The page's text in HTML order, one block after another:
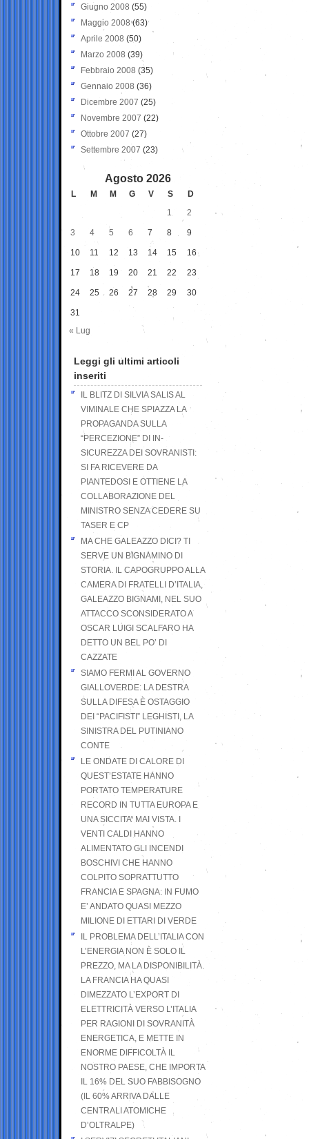
Giugno 2008 (55)
Maggio 2008(63)
Aprile 2008 (50)
Marzo 2008 (39)
Febbraio 2008 (35)
Gennaio 2008 (36)
Dicembre 2007 (25)
Novembre 2007 (22)
Ottobre 2007 (27)
Settembre 2007 (23)
Agosto 2026
L M M G V S
D
1
2
3 4 5 6 7 8 9
10 11 12 13 14 15 16
17 18 19 20 21 22 23
24 25 26 27 28 29 30
31
« Lug
Leggi gli ultimi articoli
inseriti
IL BLITZ DI SILVIA SALIS AL
VIMINALE CHE SPIAZZA LA
PROPAGANDA SULLA
“PERCEZIONE” DI IN-
SICUREZZA DEI SOVRANISTI:
SI FA RICEVERE DA
PIANTEDOSI E OTTIENE LA
COLLABORAZIONE DEL
MINISTRO SENZA CEDERE SU
TASER E CP
MA CHE GALEAZZO DICI? TI
SERVE UN BIGNAMINO DI
STORIA. IL CAPOGRUPPO ALLA
CAMERA DI FRATELLI D’ITALIA,
GALEAZZO BIGNAMI, NEL SUO
ATTACCO SCONSIDERATO A
OSCAR LUIGI SCALFARO HA
DETTO UN BEL PO’ DI
CAZZATE
SIAMO FERMI AL GOVERNO
GIALLOVERDE: LA DESTRA
SULLA DIFESA È OSTAGGIO
DEI “PACIFISTI” LEGHISTI, LA
SINISTRA DEL PUTINIANO
CONTE
LE ONDATE DI CALORE DI
QUEST’ESTATE HANNO
PORTATO TEMPERATURE
RECORD IN TUTTA EUROPA E
UNA SICCITA’ MAI VISTA. I
VENTI CALDI HANNO
ALIMENTATO GLI INCENDI
BOSCHIVI CHE HANNO
COLPITO SOPRATTUTTO
FRANCIA E SPAGNA: IN FUMO
E’ ANDATO QUASI MEZZO
MILIONE DI ETTARI DI VERDE
IL PROBLEMA DELL’ITALIA CON
L’ENERGIA NON È SOLO IL
PREZZO, MA LA DISPONIBILITÀ.
LA FRANCIA HA QUASI
DIMEZZATO L’EXPORT DI
ELETTRICITÀ VERSO L’ITALIA
PER RAGIONI DI SOVRANITÀ
ENERGETICA, E METTE IN
ENORME DIFFICOLTÀ IL
NOSTRO PAESE, CHE IMPORTA
IL 16% DEL SUO FABBISOGNO
(IL 60% ARRIVA DALLE
CENTRALI ATOMICHE
D’OLTRALPE)